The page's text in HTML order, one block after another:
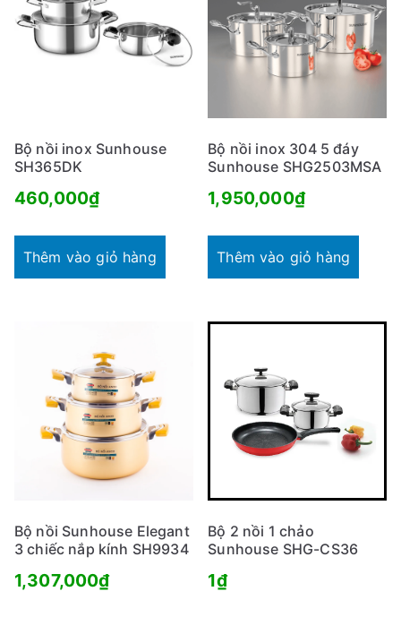
Bộ nồi inox Sunhouse
SH365DK
460,000₫
Thêm vào giỏ hàng
Bộ nồi inox 304 5 đáy
Sunhouse SHG2503MSA
1,950,000₫
Thêm vào giỏ hàng
Bộ nồi Sunhouse Elegant
3 chiếc nắp kính SH9934
1,307,000₫
Bộ 2 nồi 1 chảo
Sunhouse SHG-CS36
1₫